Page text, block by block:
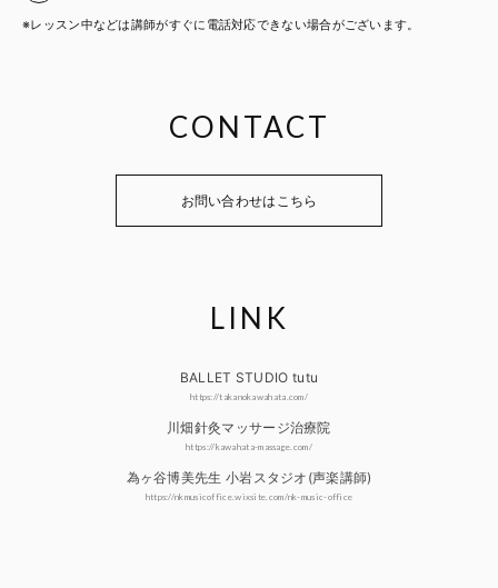
※レッスン中などは講師がすぐに電話対応できない場合がございます。
CONTACT
お問い合わせはこちら
LINK
BALLET STUDIO tutu
https://takanokawahata.com/
川畑針灸マッサージ治療院
https://kawahata-massage.com/
為ヶ谷博美先生 小岩スタジオ(声楽講師)
https://nkmusicoffice.wixsite.com/nk-music-office